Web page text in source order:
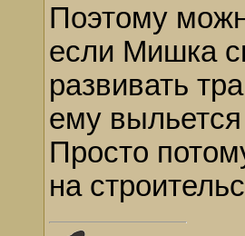
Поэтому
если Мишка
развивать
ему
Просто
на